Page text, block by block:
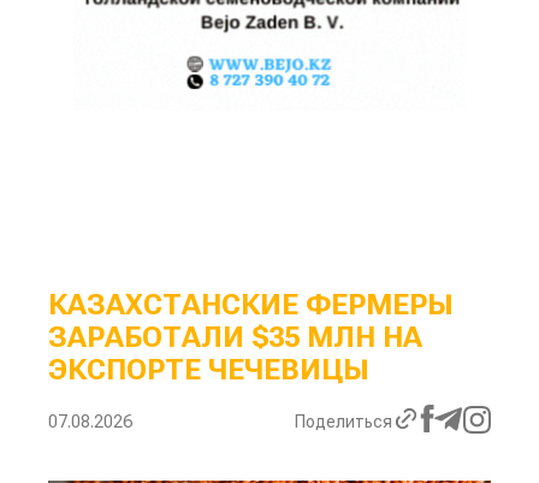
КАЗАХСТАНСКИЕ ФЕРМЕРЫ
ЗАРАБОТАЛИ $35 МЛН НА
ЭКСПОРТЕ ЧЕЧЕВИЦЫ
07.08.2026 Поделиться